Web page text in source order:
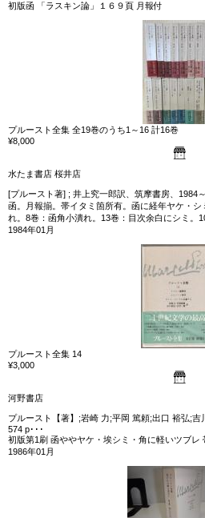
初版函 「ラスキン論」１６９頁 月報付
プルースト全集 全19巻のうち1～16 計16巻
¥8,000
水たま書店 桜井店
[プルースト著] ; 井上究一郎訳、筑摩書房、1984
函。月報揃。帯イタミ箇所有。函に経年ヤケ・
れ。8巻：函角小潰れ。13巻：目次余白にシミ。
1984年01月
プルースト全集 14
¥3,000
河野書店
プルースト【著】;岩崎 力;平岡 篤頼;出口 裕弘;吉
574 p･･･
初版第1刷 函ややヤケ・埃シミ・角に軽いツブレ
1986年01月